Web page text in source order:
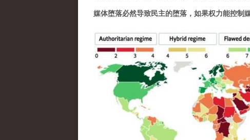
媒体堕落必然导致民主的堕落，如果权力能控制